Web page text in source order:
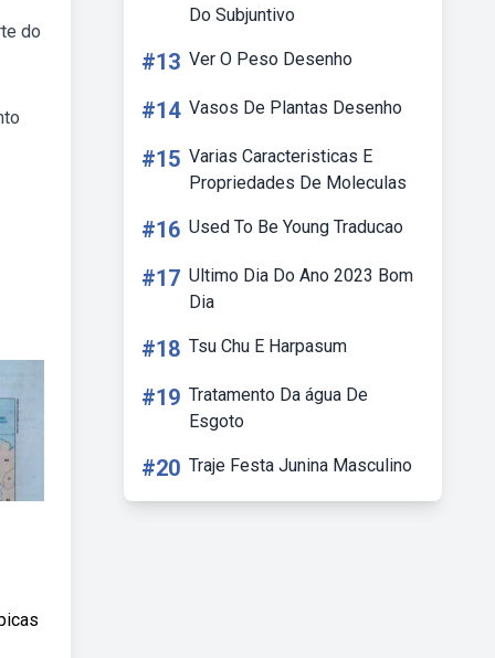
do
Do Subjuntivo
#13 Ver O Peso Desenho
#14 Vasos De Plantas Desenho
#15 Varias Caracteristicas E
Propriedades De Moleculas
#16 Used To Be Young Traducao
#17 Ultimo Dia Do Ano 2023 Bom
Dia
#18 Tsu Chu E Harpasum
#19 Tratamento Da água De
Esgoto
#20 Traje Festa Junina Masculino